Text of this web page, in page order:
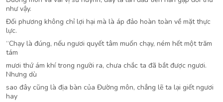
như vậy.
Đối phương không chỉ lợi hại mà là áp đảo hoàn toàn về mặt thực
lực.
“Chạy là đúng, nếu ngươi quyết tâm muốn chạy, ném hết một trăm
tám
mươi thứ ám khí trong người ra, chưa chắc ta đã bắt được ngươi.
Nhưng dù
sao đây cũng là địa bàn của Đường môn, chẳng lẽ ta lại giết ngươi
hay